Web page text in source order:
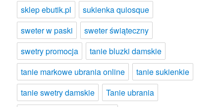
sklep ebutik.pl
sukienka quiosque
sweter w paski
sweter świąteczny
swetry promocja
tanie bluzki damskie
tanie markowe ubrania online
tanie sukienkie
tanie swetry damskie
Tanie ubrania